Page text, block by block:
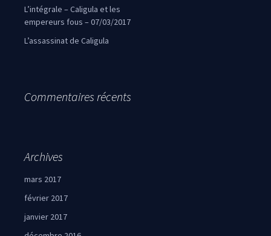
L’intégrale – Caligula et les
empereurs fous – 07/03/2017
L’assassinat de Caligula
Commentaires récents
Archives
mars 2017
février 2017
janvier 2017